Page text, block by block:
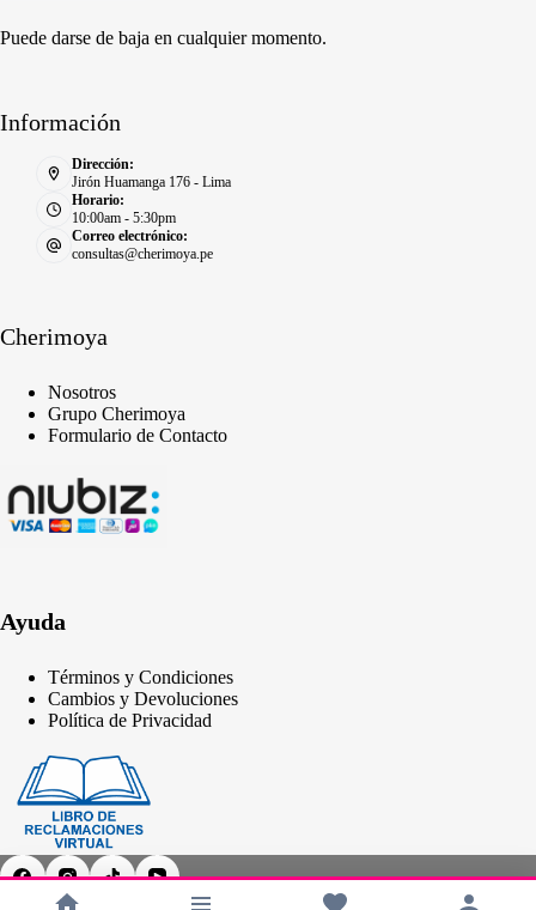
Puede darse de baja en cualquier momento.
Información
Dirección:
Jirón Huamanga 176 - Lima
Horario:
10:00am - 5:30pm
Correo electrónico:
consultas@cherimoya.pe
Cherimoya
Nosotros
Grupo Cherimoya
Formulario de Contacto
Ayuda
Términos y Condiciones
Cambios y Devoluciones
Política de Privacidad